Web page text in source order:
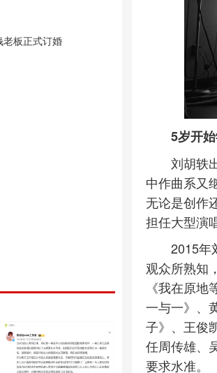
老板正式订婚
5岁开
刘胡轶
中作曲系又
无论是创作
担任大型演
2015年
观众所熟知
《我在原
一与一》、
子》、王俊
任周传雄、
要求水准。